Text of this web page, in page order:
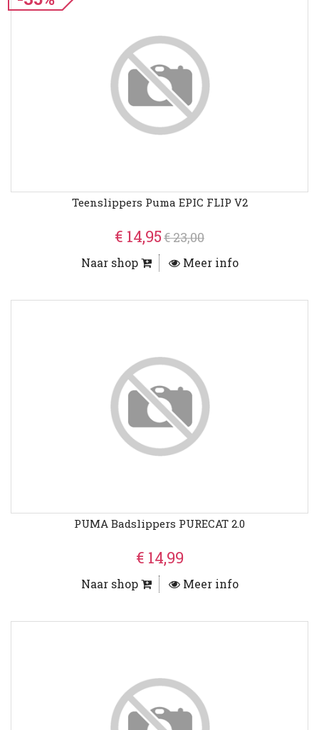
Teenslippers Puma EPIC FLIP V2
€ 14,95€ 23,00
Naar shop Meer info
PUMA Badslippers PURECAT 2.0
€ 14,99
Naar shop Meer info